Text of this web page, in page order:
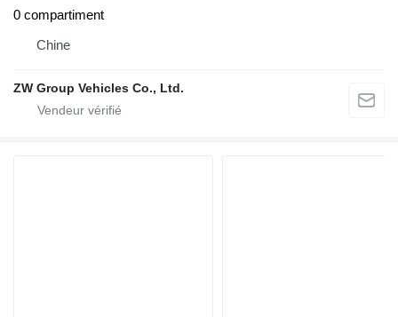
0 compartiment
Chine
ZW Group Vehicles Co., Ltd.